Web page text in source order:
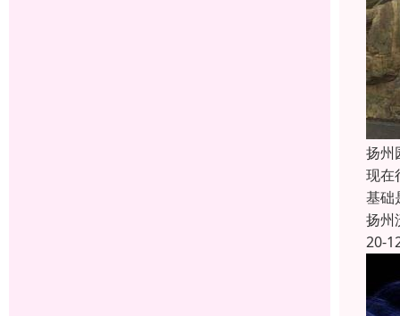
扬州
现在
基础
扬州
20-